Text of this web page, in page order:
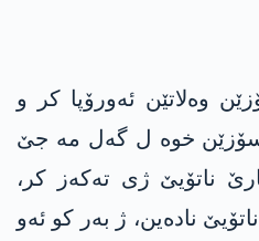
وەلاتێن ئەورۆپا کر و
سۆزێن خوە ل گەل مە جێ
ناتۆیێ ژی تەکەز کر،
ناده‌ین، ژ به‌ر كو ئه‌و